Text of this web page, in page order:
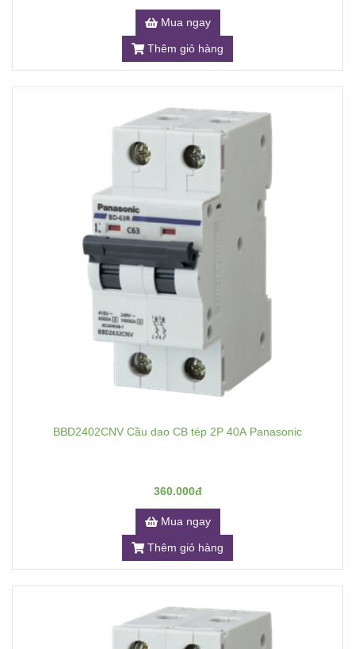
Mua ngay
Thêm giỏ hàng
BBD2402CNV Cầu dao CB tép 2P 40A Panasonic
360.000đ
Mua ngay
Thêm giỏ hàng